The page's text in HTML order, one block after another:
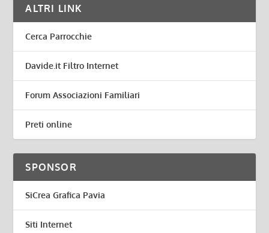
ALTRI LINK
Cerca Parrocchie
Davide.it Filtro Internet
Forum Associazioni Familiari
Preti online
SPONSOR
SiCrea Grafica Pavia
Siti Internet